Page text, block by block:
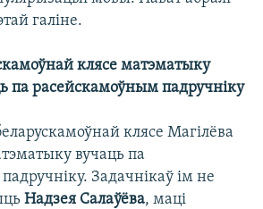
галіне.
клясе матэматыку
па расейскамоўным падручніку
клясе Магілёва
вучаць па
Задачнікаў ім не
Надзея Салаўёва, маці